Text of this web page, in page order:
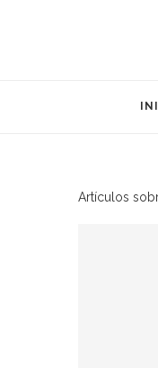
Artículos